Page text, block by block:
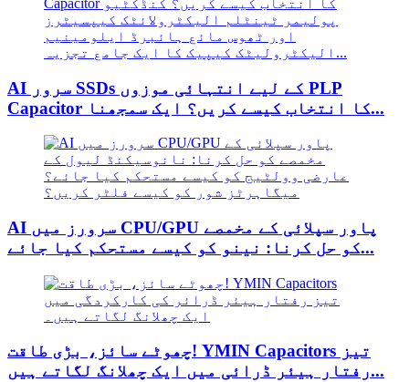
AI سرور SSDs کے لیے انتہائی موزوں PLP
Capacitor کا انتخاب کیسے کریں؟ ایک سمجھنا...
AI سرورز میں CPU/GPU پاور سپلائی کے مخمصے
کو حل کرنا: نینو کو کیسے مستحکم کیا جائے...
چھوٹے سائز، بڑی طاقت! YMIN Capacitors تیز
رفتار ہیئر ڈرائی میں ایک چھلانگ لگاتے ہیں...